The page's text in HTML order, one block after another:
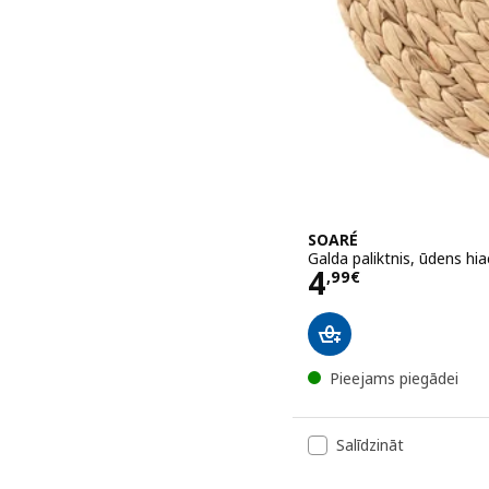
SOARÉ
Galda paliktnis, ūdens
4,99€
Cena 4,99€
Pieejams piegādei
Salīdzināt